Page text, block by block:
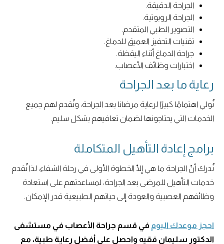
الجراحة الدقيقة.
الجراحة الروبوتية.
التصوير الطبي المتقدم.
تقنيات التحفيز العميق للدماغ.
جراحة الدماغ أثناء اليقظة.
اختبارات وظائف الأعصاب.
رعاية ما بعد الجراحة
نُولي اهتمامًا كبيرًا لرعاية مرضانا بعد الجراحة، ونُقدم لهم جميع
الخدمات التي يحتاجونها لضمان تعافيهم بشكل سليم.
برامج إعادة التأهيل المتكاملة
نُدرك أنّ الجراحة ما هي إلّا الخطوة الأولى في رحلة الشفاء، لذا نُقدم
خدمات التأهيل للمرضى بعد الجراحة، لمساعدتهم على استعادة
وظائفهم العصبية والعودة إلى حياتهم الطبيعية قدر الإمكان.
احجز موعدك اليوم في قسم جراحة الأعصاب في مستشفى
الدكتور سليمان فقيه واحصل على أفضل رعاية طبية، مع